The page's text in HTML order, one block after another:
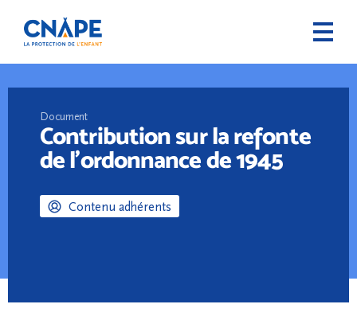
Document
Contribution sur la refonte
de l’ordonnance de 1945
Contenu adhérents